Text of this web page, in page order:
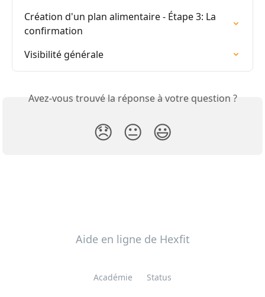
Création d'un plan alimentaire - Étape 3: La
confirmation
Visibilité générale
Avez-vous trouvé la réponse à votre question ?
😞 😐 😃
Aide en ligne de Hexfit
Académie Status